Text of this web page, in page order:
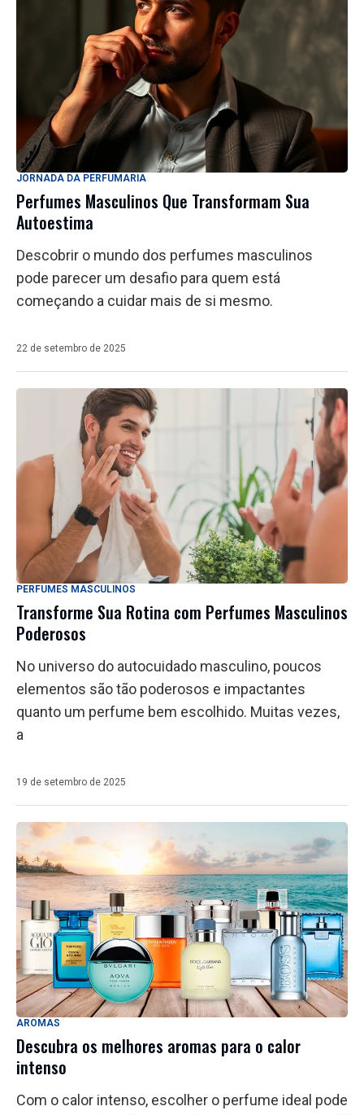
JORNADA DA PERFUMARIA
Perfumes Masculinos Que Transformam Sua
Autoestima
Descobrir o mundo dos perfumes masculinos
pode parecer um desafio para quem está
começando a cuidar mais de si mesmo.
22 de setembro de 2025
PERFUMES MASCULINOS
Transforme Sua Rotina com Perfumes Masculinos
Poderosos
No universo do autocuidado masculino, poucos
elementos são tão poderosos e impactantes
quanto um perfume bem escolhido. Muitas vezes,
a
19 de setembro de 2025
AROMAS
Descubra os melhores aromas para o calor
intenso
Com o calor intenso, escolher o perfume ideal pode